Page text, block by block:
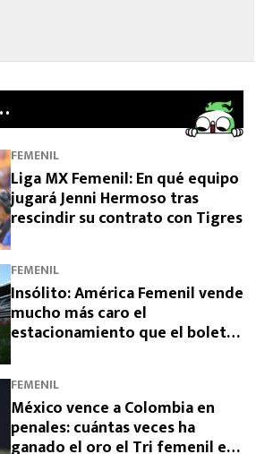
FEMENIL
Liga MX Femenil: En qué equipo
jugará Jenni Hermoso tras
rescindir su contrato con Tigres
FEMENIL
Insólito: América Femenil vende
mucho más caro el
estacionamiento que el boleto
FEMENIL
México vence a Colombia en
penales: cuántas veces ha
ganado el oro el Tri femenil en